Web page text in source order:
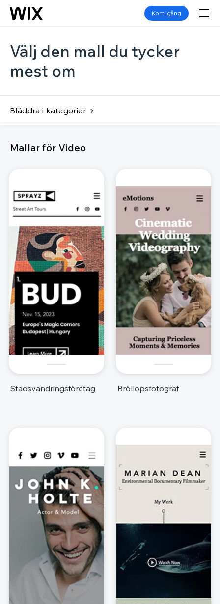
Kom igång
Välj den mall du tycker
mest om
Bläddra i kategorier
Mallar för Video
Stadsvandringsföretag Bröllopsfotograf